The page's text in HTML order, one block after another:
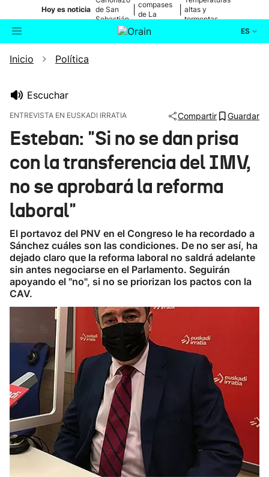
Hoy es noticia de San
Sebastián
compases
de La
altas y
tormentas
ES
Buscador
Ikusmiran
Eguraldia
Inicio Política
Escuchar
ENTREVISTA EN EUSKADI IRRATIA Compartir Guardar
Esteban: "Si no se dan prisa
con la transferencia del IMV,
no se aprobará la reforma
laboral"
El portavoz del PNV en el Congreso le ha recordado a
Sánchez cuáles son las condiciones. De no ser así, ha
dejado claro que la reforma laboral no saldrá adelante
sin antes negociarse en el Parlamento. Seguirán
apoyando el "no", si no se priorizan los pactos con la
CAV.